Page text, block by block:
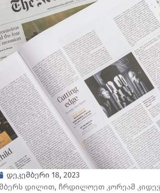
დეკემბერი 18, 2023
დილით, ჩრდილოეთ კორეამ